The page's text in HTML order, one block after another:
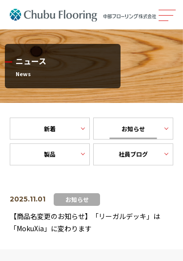
製品情報
施工事例
メンテナンス
ニュース
News
新着 お知らせ
製品 社員ブログ
お知らせ
2025.11.01
【商品名変更のお知らせ】「リーガルデッキ」は
「MokuXia」に変わります